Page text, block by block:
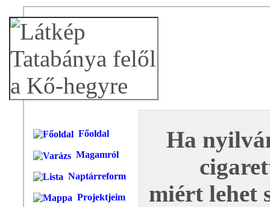
Főoldal
Magamról
Naptárreform
Projektjeim
Ha
miért lehet